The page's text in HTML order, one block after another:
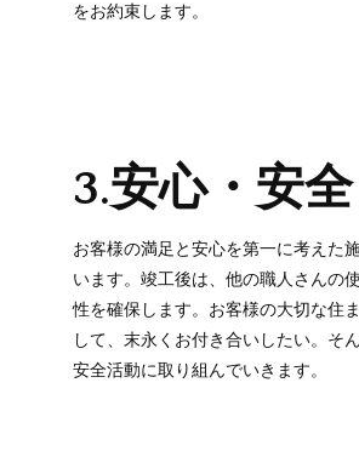
をお約束します。
3.安心・安全
お客様の満足と安心を第一に考えた
います。竣工後は、他の職人さんの
性を確保します。お客様の大切な住
して、末永くお付き合いしたい。そ
安全活動に取り組んでいきます。